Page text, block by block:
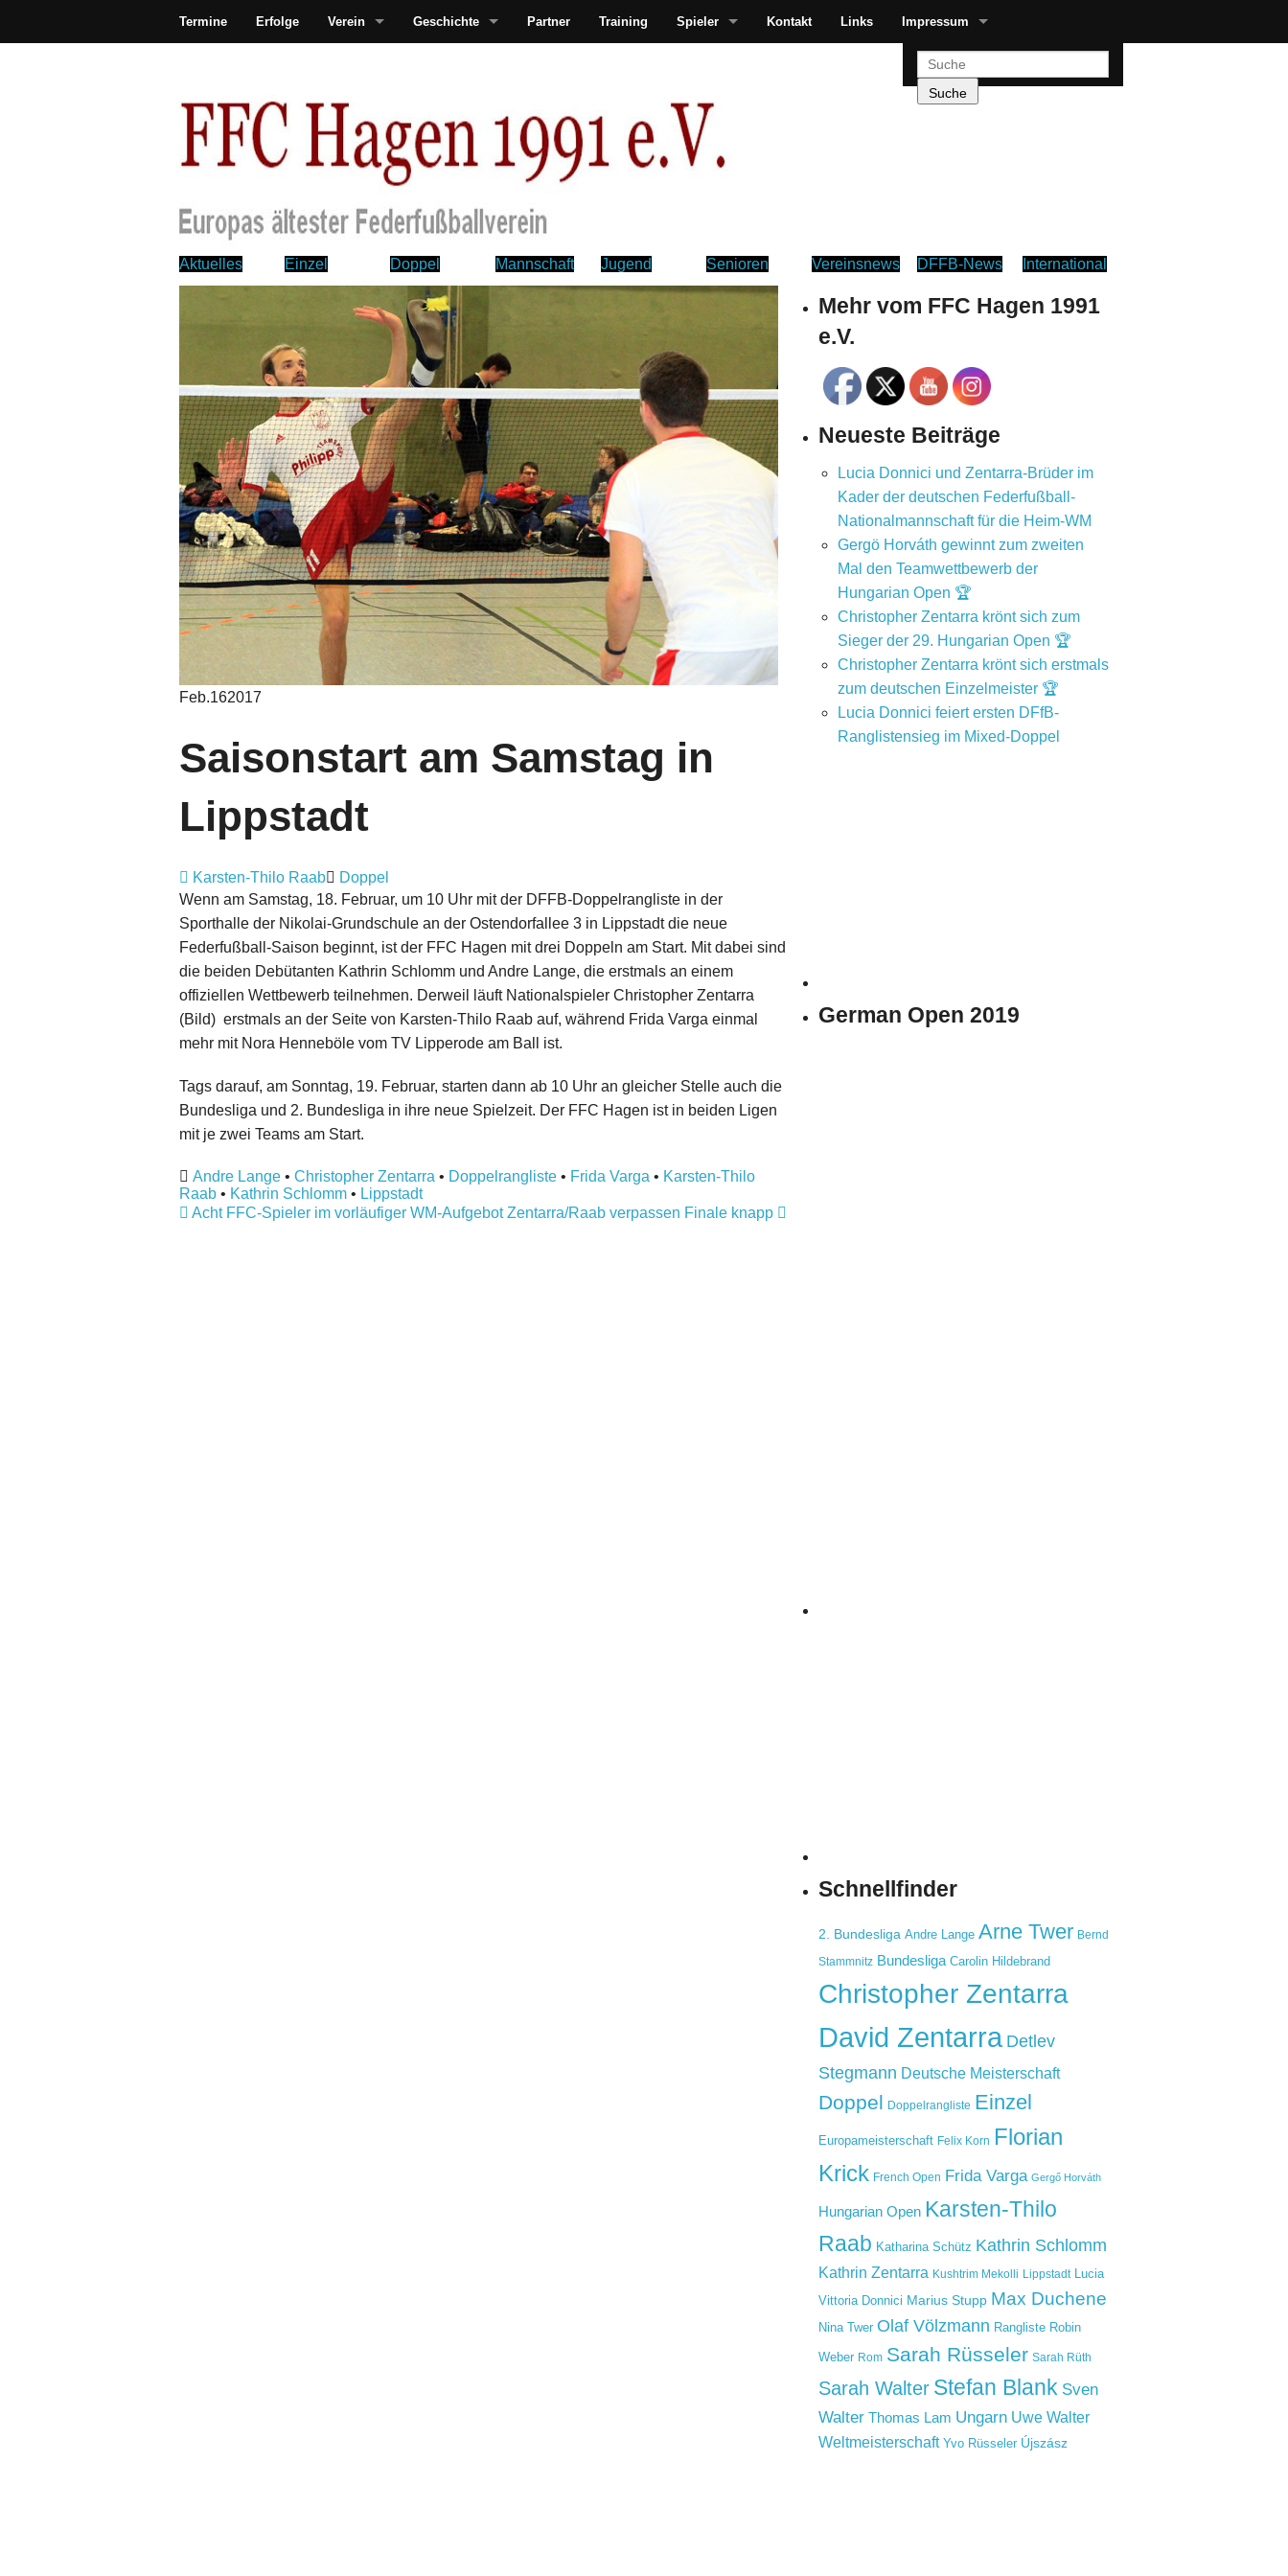
Termine Erfolge Verein Geschichte Partner Training Spieler Kontakt Links Impressum
Aktuelles Einzel Doppel Mannschaft Jugend Senioren Vereinsnews DFFB-News International
Feb.162017
Saisonstart am Samstag in
Lippstadt
Karsten-Thilo Raab
Doppel
Wenn am Samstag, 18. Februar, um 10 Uhr mit der DFFB-Doppelrangliste in der
Sporthalle der Nikolai-Grundschule an der Ostendorfallee 3 in Lippstadt die neue
Federfußball-Saison beginnt, ist der FFC Hagen mit drei Doppeln am Start. Mit dabei sind
die beiden Debütanten Kathrin Schlomm und Andre Lange, die erstmals an einem
offiziellen Wettbewerb teilnehmen. Derweil läuft Nationalspieler Christopher Zentarra
(Bild) erstmals an der Seite von Karsten-Thilo Raab auf, während Frida Varga einmal
mehr mit Nora Henneböle vom TV Lipperode am Ball ist.
Tags darauf, am Sonntag, 19. Februar, starten dann ab 10 Uhr an gleicher Stelle auch die
Bundesliga und 2. Bundesliga in ihre neue Spielzeit. Der FFC Hagen ist in beiden Ligen
mit je zwei Teams am Start.
Andre Lange • Christopher Zentarra • Doppelrangliste • Frida Varga • Karsten-Thilo
Raab • Kathrin Schlomm • Lippstadt
Acht FFC-Spieler im vorläufiger WM-Aufgebot Zentarra/Raab verpassen Finale knapp
Mehr vom FFC Hagen 1991
e.V.
Neueste Beiträge
Lucia Donnici und Zentarra-Brüder im
Kader der deutschen Federfußball-
Nationalmannschaft für die Heim-WM
Gergö Horváth gewinnt zum zweiten
Mal den Teamwettbewerb der
Hungarian Open 🏆
Christopher Zentarra krönt sich zum
Sieger der 29. Hungarian Open 🏆
Christopher Zentarra krönt sich erstmals
zum deutschen Einzelmeister 🏆
Lucia Donnici feiert ersten DFfB-
Ranglistensieg im Mixed-Doppel
German Open 2019
Schnellfinder
2. Bundesliga Andre Lange Arne Twer Bernd
Stammnitz Bundesliga Carolin Hildebrand
Christopher Zentarra
David Zentarra Detlev
Stegmann Deutsche Meisterschaft
Doppel Doppelrangliste Einzel
Europameisterschaft Felix Korn Florian
Krick French Open Frida Varga Gergő Horváth
Hungarian Open Karsten-Thilo
Raab Katharina Schütz Kathrin Schlomm
Kathrin Zentarra Kushtrim Mekolli Lippstadt Lucia
Vittoria Donnici Marius Stupp Max Duchene
Nina Twer Olaf Völzmann Rangliste Robin
Weber Rom Sarah Rüsseler Sarah Rüth
Sarah Walter Stefan Blank Sven
Walter Thomas Lam Ungarn Uwe Walter
Weltmeisterschaft Yvo Rüsseler Újszász